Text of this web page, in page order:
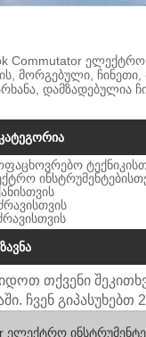
Commutator ელექტრო
მორგებული, ჩინეთი,
დამზადებულია
თქვენი
ჩვენ გიპასუხებთ